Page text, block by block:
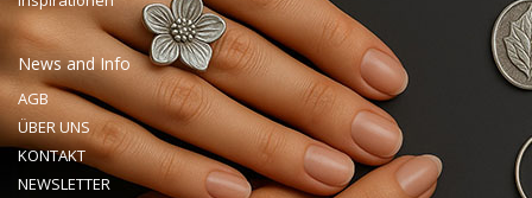
News and Info
AGB
ÜBER UNS
KONTAKT
NEWSLETTER